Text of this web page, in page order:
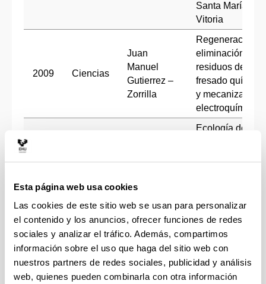
Esta página web usa cookies
Las cookies de este sitio web se usan para personalizar
el contenido y los anuncios, ofrecer funciones de redes
sociales y analizar el tráfico. Además, compartimos
información sobre el uso que haga del sitio web con
nuestros partners de redes sociales, publicidad y análisis
web, quienes pueden combinarla con otra información
Santa María de
Vitoria
2009 Ciencias
Juan
Manuel
Gutierrez –
Zorrilla
Regeneración y
eliminación de
residuos de
fresado químico
y mecanizado
electroquímico
Aguirre
Ecología del
2007 Ciencias
Iñaki
Antigüedad
Auzmendi
procesos en el
medio hídrico:
conocer para
decidir
Sistema de
diálogo